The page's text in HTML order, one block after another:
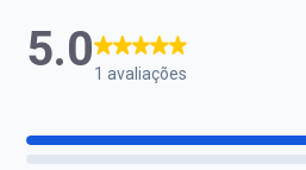
5.01 avaliações